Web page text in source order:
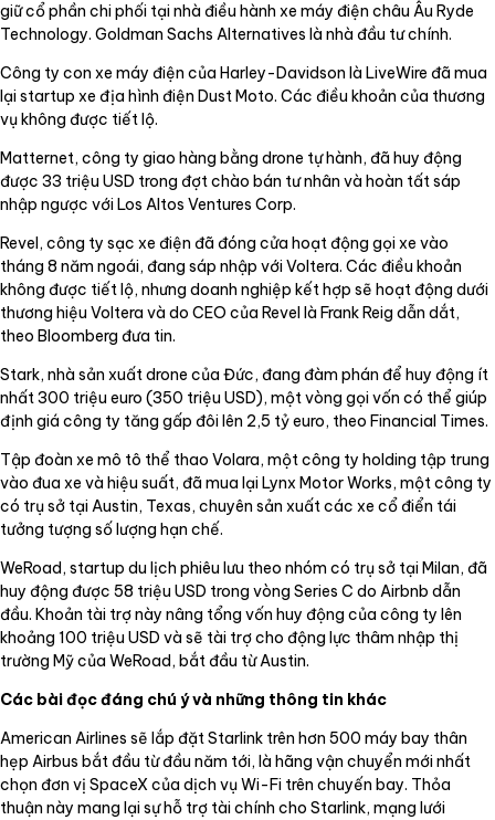
giữ cổ phần chi phối tại nhà điều hành xe máy điện châu Âu Ryde
Technology. Goldman Sachs Alternatives là nhà đầu tư chính.
Công ty con xe máy điện của Harley-Davidson là LiveWire đã mua
lại startup xe địa hình điện Dust Moto. Các điều khoản của thương
vụ không được tiết lộ.
Matternet, công ty giao hàng bằng drone tự hành, đã huy động
được 33 triệu USD trong đợt chào bán tư nhân và hoàn tất sáp
nhập ngược với Los Altos Ventures Corp.
Revel, công ty sạc xe điện đã đóng cửa hoạt động gọi xe vào
tháng 8 năm ngoái, đang sáp nhập với Voltera. Các điều khoản
không được tiết lộ, nhưng doanh nghiệp kết hợp sẽ hoạt động dưới
thương hiệu Voltera và do CEO của Revel là Frank Reig dẫn dắt,
theo Bloomberg đưa tin.
Stark, nhà sản xuất drone của Đức, đang đàm phán để huy động ít
nhất 300 triệu euro (350 triệu USD), một vòng gọi vốn có thể giúp
định giá công ty tăng gấp đôi lên 2,5 tỷ euro, theo Financial Times.
Tập đoàn xe mô tô thể thao Volara, một công ty holding tập trung
vào đua xe và hiệu suất, đã mua lại Lynx Motor Works, một công ty
có trụ sở tại Austin, Texas, chuyên sản xuất các xe cổ điển tái
tưởng tượng số lượng hạn chế.
WeRoad, startup du lịch phiêu lưu theo nhóm có trụ sở tại Milan, đã
huy động được 58 triệu USD trong vòng Series C do Airbnb dẫn
đầu. Khoản tài trợ này nâng tổng vốn huy động của công ty lên
khoảng 100 triệu USD và sẽ tài trợ cho động lực thâm nhập thị
trường Mỹ của WeRoad, bắt đầu từ Austin.
Các bài đọc đáng chú ý và những thông tin khác
American Airlines sẽ lắp đặt Starlink trên hơn 500 máy bay thân
hẹp Airbus bắt đầu từ đầu năm tới, là hãng vận chuyển mới nhất
chọn đơn vị SpaceX của dịch vụ Wi-Fi trên chuyến bay. Thỏa
thuận này mang lại sự hỗ trợ tài chính cho Starlink, mạng lưới